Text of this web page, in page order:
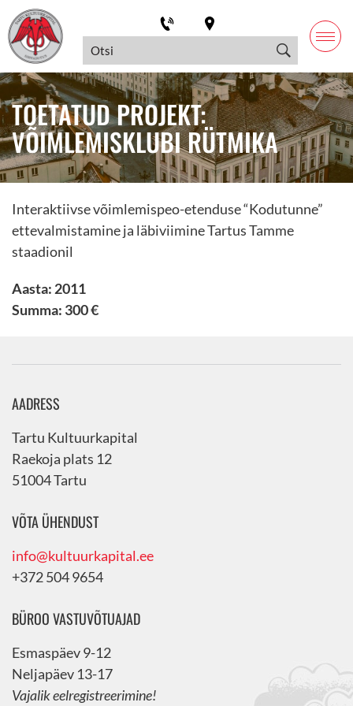
TOETATUD PROJEKT:
VÕIMLEMISKLUBI RÜTMIKA
Interaktiivse võimlemispeo-etenduse “Kodutunne”
ettevalmistamine ja läbiviimine Tartus Tamme
staadionil
Aasta: 2011
Summa: 300 €
AADRESS
Tartu Kultuurkapital
Raekoja plats 12
51004 Tartu
VÕTA ÜHENDUST
info@kultuurkapital.ee
+372 504 9654
BÜROO VASTUVÕTUAJAD
Esmaspäev 9-12
Neljapäev 13-17
Vajalik eelregistreerimine!